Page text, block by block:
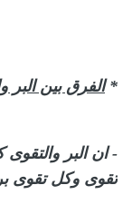
* الفرق بين البر
- ان البر
تقوى وكل تقوى بر